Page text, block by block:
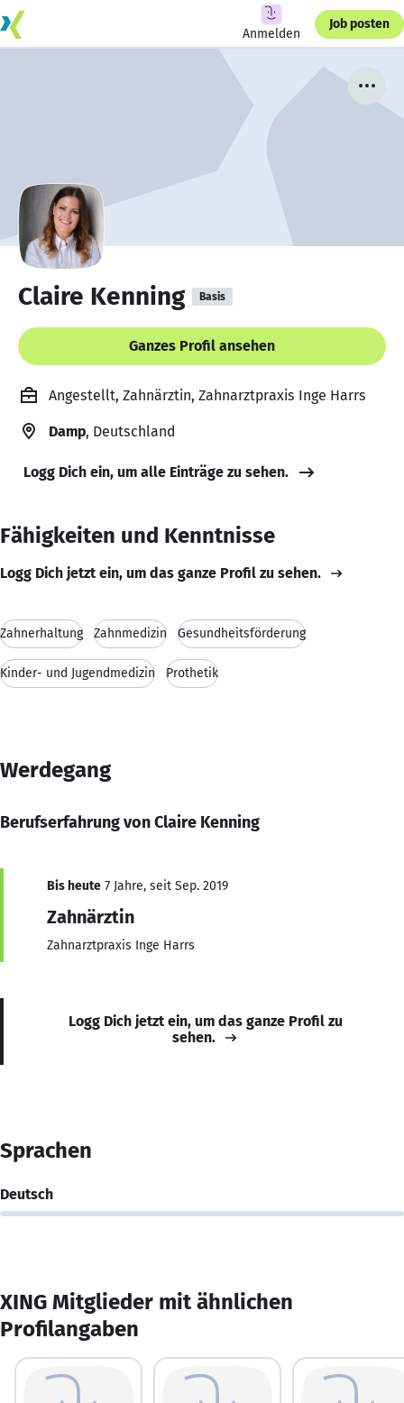
Anmelden
Job posten
Claire Kenning Basis
Ganzes Profil ansehen
Angestellt, Zahnärztin, Zahnarztpraxis Inge Harrs
Damp, Deutschland
Logg Dich ein, um alle Einträge zu sehen.
Fähigkeiten und Kenntnisse
Logg Dich jetzt ein, um das ganze Profil zu sehen.
Zahnerhaltung Zahnmedizin Gesundheitsförderung
Kinder- und Jugendmedizin Prothetik
Werdegang
Berufserfahrung von Claire Kenning
Bis heute 7 Jahre, seit Sep. 2019
Zahnärztin
Zahnarztpraxis Inge Harrs
Logg Dich jetzt ein, um das ganze Profil zu
sehen.
Sprachen
Deutsch
XING Mitglieder mit ähnlichen
Profilangaben